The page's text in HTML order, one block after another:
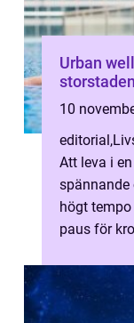
Urban
storstaden
10
editorial,
Att leva i
spännande
högt
paus för